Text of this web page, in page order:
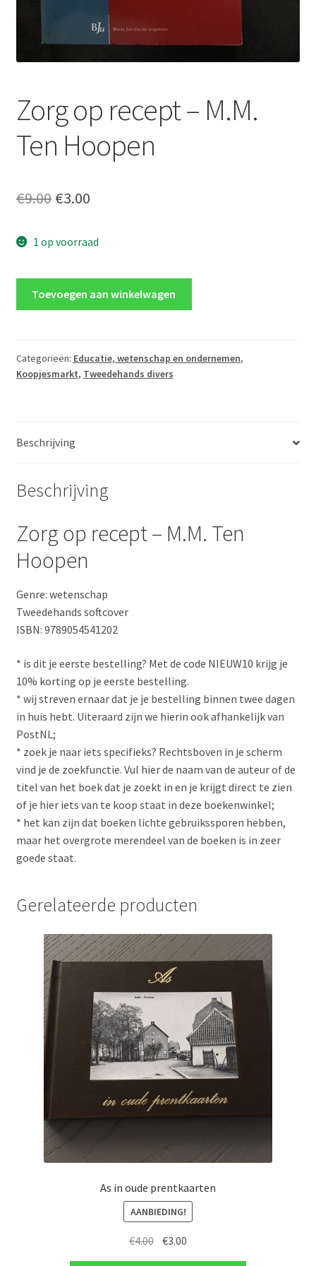
Zorg op recept – M.M.
Ten Hoopen
€9.00 Oorspronkelijke
was:
€9.00.
€3.00Huidige
is:
€3.00.
1 op voorraad
M.M.
Ten
Toevoegen aan winkelwagen
Categorieën: Educatie, wetenschap en ondernemen,
Koopjesmarkt, Tweedehands divers
Beschrijving
Beschrijving
Zorg op recept – M.M. Ten
Hoopen
Genre: wetenschap
Tweedehands softcover
ISBN: 9789054541202
* is dit je eerste bestelling? Met de code NIEUW10 krijg je
10% korting op je eerste bestelling.
* wij streven ernaar dat je je bestelling binnen twee dagen
in huis hebt. Uiteraard zijn we hierin ook afhankelijk van
PostNL;
* zoek je naar iets specifieks? Rechtsboven in je scherm
vind je de zoekfunctie. Vul hier de naam van de auteur of de
titel van het boek dat je zoekt in en je krijgt direct te zien
of je hier iets van te koop staat in deze boekenwinkel;
* het kan zijn dat boeken lichte gebruikssporen hebben,
maar het overgrote merendeel van de boeken is in zeer
goede staat.
Gerelateerde producten
As in oude prentkaarten
AANBIEDING!
€4.00 Oorspronkelijke
€3.00